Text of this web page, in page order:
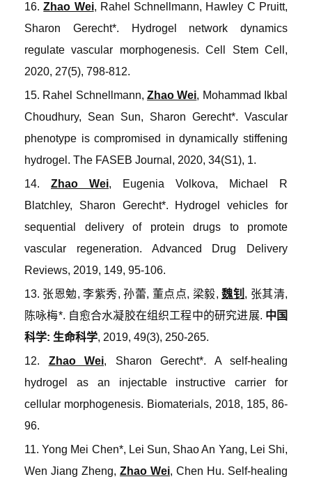
16.Zhao Wei, Rahel Schnellmann, Hawley C Pruitt,
Sharon Gerecht*. Hydrogel network dynamics
regulate vascular morphogenesis.Cell Stem Cell ,
2020, 27(5), 798-812.
15. Rahel Schnellmann, Zhao Wei, Mohammad Ikbal
Choudhury, Sean Sun, Sharon Gerecht*. Vascular
phenotype is compromised in dynamically stiffening
hydrogel . The FASEB Journal , 2020, 34(S1), 1.
14. Zhao Wei, Eugenia Volkova, Michael R
Blatchley, Sharon Gerecht*. Hydrogel vehicles for
sequential delivery of protein drugs to promote
vascular regeneration. Advanced Drug Delivery
Reviews, 2019, 149, 95-106.
13. 张恩勉,李紫秀,孙蕾, 董点点, 梁毅,魏钊 , 张其清,
陈咏梅*. 自愈合水凝胶在组织工程中的研究进展. 中国
科学: 生命科学, 2019, 49(3), 250-265.
12. Zhao Wei, Sharon Gerecht*. A self-healing
hydrogel as an injectable instructive carrier for
cellular morphogenesis. Biomaterials, 2018, 185, 86-
96.
11. Yong Mei Chen*, Lei Sun, Shao An Yang, Lei Shi,
Wen Jiang Zheng, Zhao Wei, Chen Hu. Self-healing